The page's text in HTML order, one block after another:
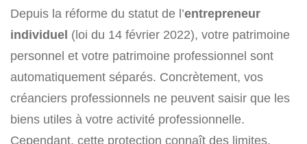
Depuis la réforme du statut de l’entrepreneur
individuel (loi du 14 février 2022), votre patrimoine
personnel et votre patrimoine professionnel sont
automatiquement séparés. Concrètement, vos
créanciers professionnels ne peuvent saisir que les
biens utiles à votre activité professionnelle.
Cependant, cette protection connaît des limites.